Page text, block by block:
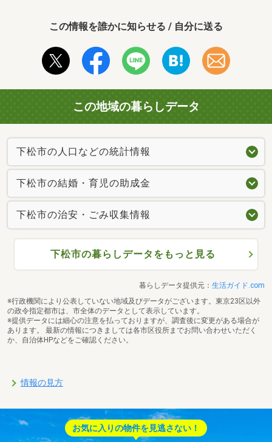
この情報を誰かに知らせる / 自分に送る
この地域の暮らしデータ
下松市の人口などの統計情報
下松市の結婚・育児の助成金
下松市の治安・ごみ収集情報
下松市の暮らしデータをもっと見る
暮らしデータ提供元： 生活ガイド.com
※行政機関により公表していない地域及びデータがございます。東京23区以外
の政令指定都市は、市全体のデータとして表示しています。
※提供データには細心の注意を払っておりますが、調査後に変更がある場合が
あります。 最新の情報につきましては各市区役所までお問い合わせいただく
か、自治体HPなどをご確認ください。
情報の見方
お気に入りの物件を見逃さない！